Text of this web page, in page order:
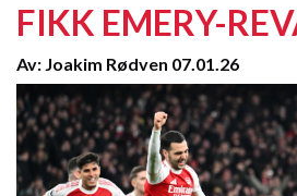
FIKK EMERY-
Av: Joakim Rødven 07.01.26